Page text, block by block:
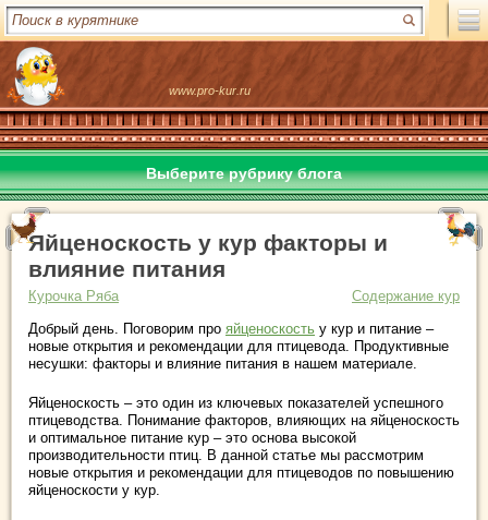
www.pro-kur.ru
Выберите рубрику блога
Яйценоскость у кур факторы и
влияние питания
Курочка Ряба
Содержание кур
Добрый день. Поговорим про яйценоскость у кур и питание –
новые открытия и рекомендации для птицевода. Продуктивные
несушки: факторы и влияние питания в нашем материале.
Яйценоскость – это один из ключевых показателей успешного
птицеводства. Понимание факторов, влияющих на яйценоскость
и оптимальное питание кур – это основа высокой
производительности птиц. В данной статье мы рассмотрим
новые открытия и рекомендации для птицеводов по повышению
яйценоскости у кур.